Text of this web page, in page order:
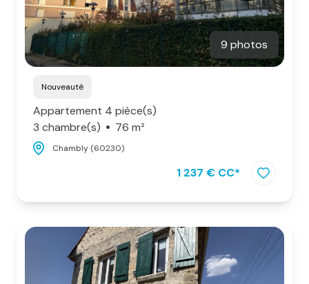
9 photos
Nouveauté
Appartement 4 pièce(s)
3 chambre(s)
76 m²
Chambly (60230)
1 237 € CC*